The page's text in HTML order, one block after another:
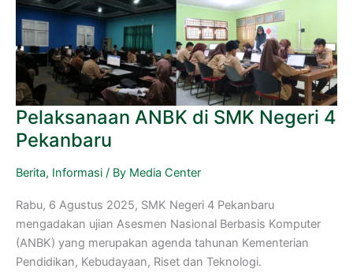
Pelaksanaan ANBK di SMK Negeri 4
Pekanbaru
Berita, Informasi / By Media Center
Rabu, 6 Agustus 2025, SMK Negeri 4 Pekanbaru
mengadakan ujian Asesmen Nasional Berbasis Komputer
(ANBK) yang merupakan agenda tahunan Kementerian
Pendidikan, Kebudayaan, Riset dan Teknologi.